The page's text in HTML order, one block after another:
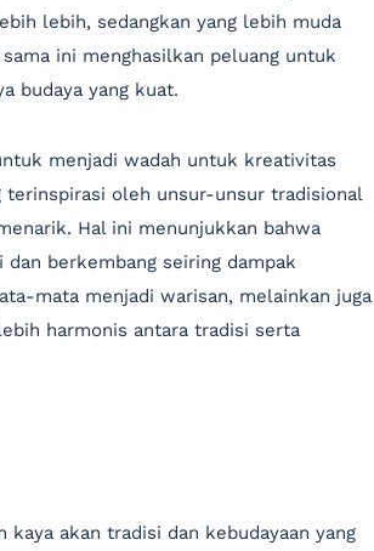
lebih, sedangkan yang lebih muda
ini menghasilkan peluang untuk
budaya yang kuat.
menjadi wadah untuk kreativitas
terinspirasi oleh unsur-unsur tradisional
Hal ini menunjukkan bahwa
berkembang seiring dampak
mata menjadi warisan, melainkan juga
harmonis antara tradisi serta
kaya akan tradisi dan kebudayaan yang